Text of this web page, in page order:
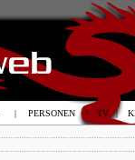
| PERSONEN | TV |